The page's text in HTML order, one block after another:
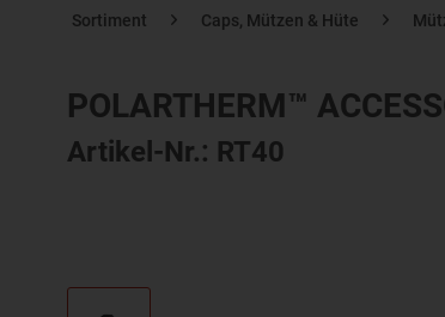
Sortiment Caps, Mützen & Hüte
POLARTHERM™
Artikel-Nr.: RT40